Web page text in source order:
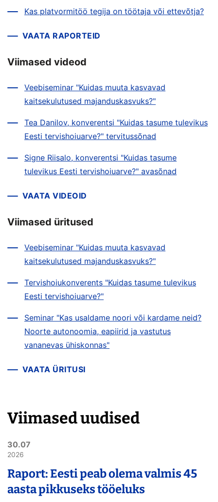
Kas platvormitöö tegija on töötaja või ettevõtja?
VAATA RAPORTEID
Viimased videod
Veebiseminar "Kuidas muuta kasvavad
kaitsekulutused majanduskasvuks?"
Tea Danilov, konverentsi "Kuidas tasume tulevikus
Eesti tervishoiuarve?" tervitussõnad
Signe Riisalo, konverentsi "Kuidas tasume
tulevikus Eesti tervishoiuarve?" avasõnad
VAATA VIDEOID
Viimased üritused
Veebiseminar "Kuidas muuta kasvavad
kaitsekulutused majanduskasvuks?"
Tervishoiukonverents "Kuidas tasume tulevikus
Eesti tervishoiuarve?"
Seminar "Kas usaldame noori või kardame neid?
Noorte autonoomia, eapiirid ja vastutus
vananevas ühiskonnas"
VAATA ÜRITUSI
Viimased uudised
30.07
2026
Raport: Eesti peab olema valmis 45
aasta pikkuseks tööeluks